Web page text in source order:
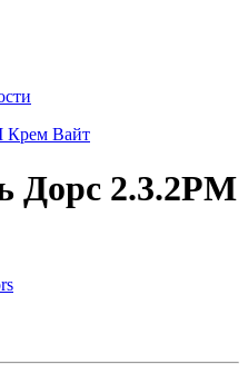
Дорс 2.3.2PM